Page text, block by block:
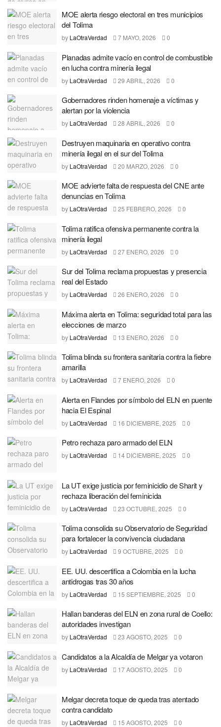
MOE alerta riesgo electoral en tres municipios
del Tolima
by LaOtraVerdad 7 MAYO, 2026 0
Planadas admite vacío en control de combustible
en lucha contra minería ilegal
by LaOtraVerdad 29 ABRIL, 2026 0
Gobernadores rinden homenaje a víctimas y
alertan por la violencia
by LaOtraVerdad 28 ABRIL, 2026 0
Destruyen maquinaria en operativo contra
minería ilegal en el sur del Tolima
by LaOtraVerdad 20 MARZO, 2026 0
MOE advierte falta de respuesta del CNE ante
denuncias en Tolima
by LaOtraVerdad 25 FEBRERO, 2026 0
Tolima ratifica ofensiva permanente contra la
minería ilegal
by LaOtraVerdad 27 ENERO, 2026 0
Sur del Tolima reclama propuestas y presencia
real del Estado
by LaOtraVerdad 26 ENERO, 2026 0
Máxima alerta en Tolima: seguridad total para las
elecciones de marzo
by LaOtraVerdad 13 ENERO, 2026 0
Tolima blinda su frontera sanitaria contra la fiebre
amarilla
by LaOtraVerdad 7 ENERO, 2026 0
Alerta en Flandes por símbolo del ELN en puente
hacia El Espinal
by LaOtraVerdad 16 DICIEMBRE, 2025 0
Petro rechaza paro armado del ELN
by LaOtraVerdad 14 DICIEMBRE, 2025 0
La UT exige justicia por feminicidio de Sharit y
rechaza liberación del feminicida
by LaOtraVerdad 23 OCTUBRE, 2025 0
Tolima consolida su Observatorio de Seguridad
para fortalecer la convivencia ciudadana
by LaOtraVerdad 9 OCTUBRE, 2025 0
EE. UU. descertifica a Colombia en la lucha
antidrogas tras 30 años
by LaOtraVerdad 15 SEPTIEMBRE, 2025 0
Hallan banderas del ELN en zona rural de Coello:
autoridades investigan
by LaOtraVerdad 23 AGOSTO, 2025 0
Candidatos a la Alcaldía de Melgar ya votaron
by LaOtraVerdad 17 AGOSTO, 2025 0
Melgar decreta toque de queda tras atentado
contra candidato
by LaOtraVerdad 15 AGOSTO, 2025 0